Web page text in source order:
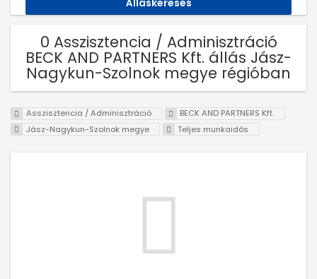
0 Asszisztencia / Adminisztráció
BECK AND PARTNERS Kft. állás Jász-
Nagykun-Szolnok megye régióban
Asszisztencia / Adminisztráció
BECK AND PARTNERS Kft.
Jász-Nagykun-Szolnok megye
Teljes munkaidős